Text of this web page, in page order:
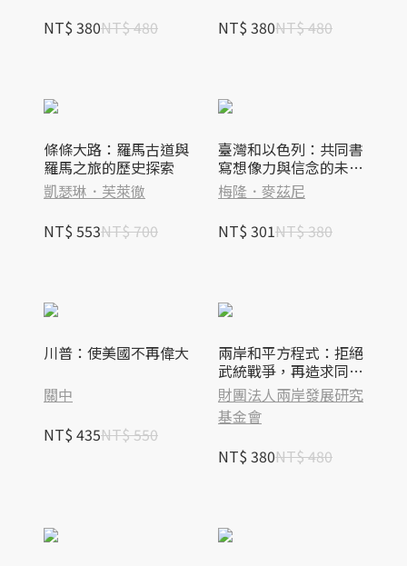
NT$ 380NT$ 480
NT$ 380NT$ 480
條條大路：羅馬古道與
羅馬之旅的歷史探索
凱瑟琳．芙萊徹
NT$ 553NT$ 700
臺灣和以色列：共同書
寫想像力與信念的未來
篇章
梅隆．麥茲尼
NT$ 301NT$ 380
川普：使美國不再偉大
關中
NT$ 435NT$ 550
兩岸和平方程式：拒絕
武統戰爭，再造求同存
異的築底工程
財團法人兩岸發展研究
基金會
NT$ 380NT$ 480